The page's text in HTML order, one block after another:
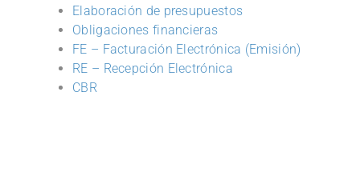
Elaboración de presupuestos
Obligaciones financieras
FE – Facturación Electrónica (Emisión)
RE – Recepción Electrónica
CBR